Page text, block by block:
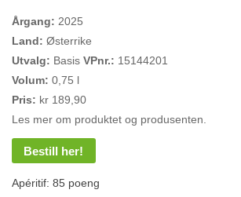
Årgang: 2025
Land: Østerrike
Utvalg: Basis VPnr.: 15144201
Volum: 0,75 l
Pris: kr 189,90
Les mer om produktet og produsenten.
Bestill her!
Apéritif: 85 poeng